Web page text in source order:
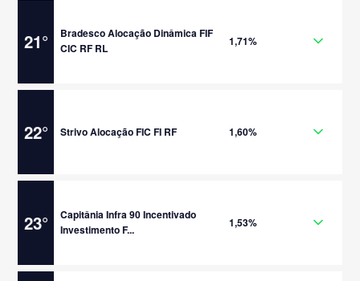
21°
Bradesco Alocação Dinâmica FIF
CIC RF RL
1,71%
22° Strivo Alocação FIC FI RF 1,60%
23°
Capitânia Infra 90 Incentivado
Investimento F...
1,53%